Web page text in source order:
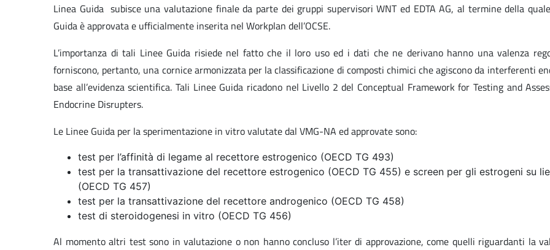
Linea Guida subisce una valutazione finale da parte dei gruppi supervisori WNT ed EDTA AG, al termine della
Guida è approvata e ufficialmente inserita nel Workplan dell’OCSE.
L’importanza di tali Linee Guida risiede nel fatto che il loro uso ed i dati che ne derivano hanno una valenza
forniscono, pertanto, una cornice armonizzata per la classificazione di composti chimici che agiscono da interferenti
base all’evidenza scientifica. Tali Linee Guida ricadono nel Livello 2 del Conceptual Framework for Testing and
Endocrine Disrupters.
Le Linee Guida per la sperimentazione in vitro valutate dal VMG-NA ed approvate sono:
test per l’affinità di legame al recettore estrogenico (OECD TG 493)
test per la transattivazione del recettore estrogenico (OECD TG 455) e screen per gli estrogeni su
(OECD TG 457)
test per la transattivazione del recettore androgenico (OECD TG 458)
test di steroidogenesi in vitro (OECD TG 456)
Al momento altri test sono in valutazione o non hanno concluso l’iter di approvazione, come quelli riguardanti la